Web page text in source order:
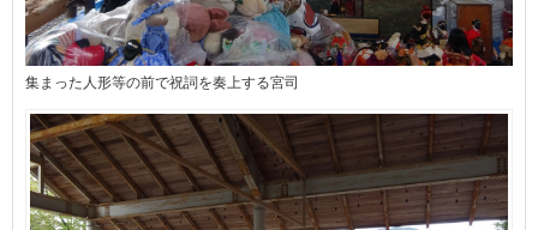
集まった人形等の前で祝詞を奏上する宮司